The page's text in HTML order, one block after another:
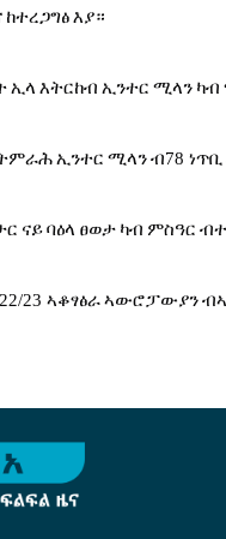
ከተረጋግፅእያ።
ኢላ እትርከብ ኢንተር ሚላን ካብ
ኢንተር ሚላንብ78 ነጥቢ
ናይባዕላ ፀወታ ካብ ምስዓር
23 ኣቆፃፅራኣውሮፓውያን